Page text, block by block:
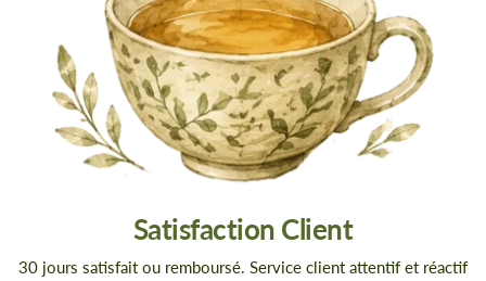
Satisfaction Client
30 jours satisfait ou remboursé. Service client attentif et réactif